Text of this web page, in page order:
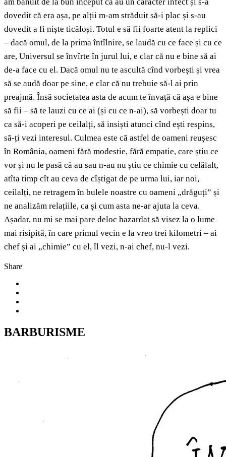
am bănuit de la bun început că au un caracter infect și s-a
dovedit că era așa, pe alții m-am străduit să-i plac și s-au
dovedit a fi niște ticăloși. Totul e să fii foarte atent la replici
– dacă omul, de la prima întîlnire, se laudă cu ce face și cu ce
are, Universul se învîrte în jurul lui, e clar că nu e bine să ai
de-a face cu el. Dacă omul nu te ascultă cînd vorbești și vrea
să se audă doar pe sine, e clar că nu trebuie să-l ai prin
preajmă. Însă societatea asta de acum te învață că așa e bine
să fii – să te lauzi cu ce ai (și cu ce n-ai), să vorbești doar tu
ca să-i acoperi pe ceilalți, să insiști atunci cînd ești respins,
să-ți vezi interesul. Culmea este că astfel de oameni reușesc
în România, oameni fără modestie, fără empatie, care știu ce
vor și nu le pasă că au sau n-au nu știu ce chimie cu celălalt,
atîta timp cît au ceva de cîștigat de pe urma lui, iar noi,
ceilalți, ne retragem în bulele noastre cu oameni „drăguți” și
ne analizăm relațiile, ca și cum asta ne-ar ajuta la ceva.
Așadar, nu mi se mai pare deloc hazardat să visez la o lume
mai risipită, în care primul vecin e la vreo trei kilometri – ai
chef și ai „chimie” cu el, îl vezi, n-ai chef, nu-l vezi.
Share
BARBURISME